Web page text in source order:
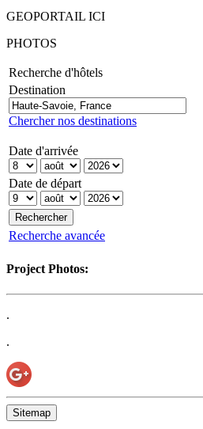
GEOPORTAIL ICI
PHOTOS
Recherche d'hôtels
Destination
Chercher nos destinations
Date d'arrivée
Date de départ
Recherche avancée
Project Photos:
.
.
Sitemap